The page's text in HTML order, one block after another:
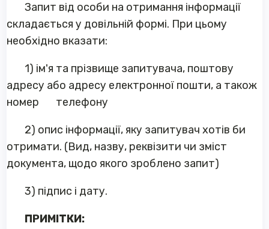
Запит від особи на отримання інформації
складається у довільній формі. При цьому
необхідно вказати:
1) ім'я та прізвище запитувача, поштову
адресу або адресу електронної пошти, а також
номер телефону
2) опис інформації, яку запитувач хотів би
отримати. (Вид, назву, реквізити чи зміст
документа, щодо якого зроблено запит)
3) підпис і дату.
ПРИМІТКИ: